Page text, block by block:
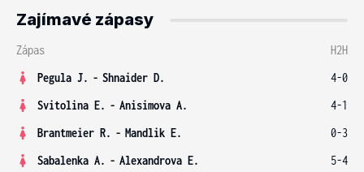
Zajímavé zápasy
Zápas
H2H
Pegula J. - Shnaider D.
4-0
Svitolina E. - Anisimova A.
4-1
Brantmeier R. - Mandlik E.
0-3
Sabalenka A. - Alexandrova E.
5-4